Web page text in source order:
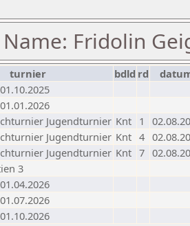
Fridolin
turnier bdld rd
Jugendturnier Knt 1
Jugendturnier Knt 4
Jugendturnier Knt 7
3